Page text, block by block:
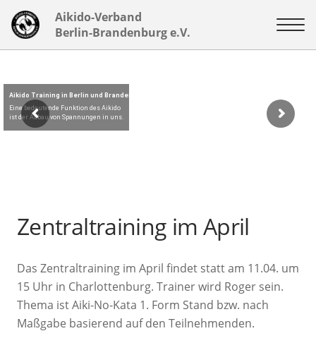
Aikido-Verband
Berlin-Brandenburg e.V.
Aikido Training in Berlin und Brandenburg.
Eine bedeutende Funktion des Aikido
ist der Abbau von Spannungen in uns.
Zentraltraining im April
Das Zentraltraining im April findet statt am 11.04. um
15 Uhr in Charlottenburg. Trainer wird Roger sein.
Thema ist Aiki-No-Kata 1. Form Stand bzw. nach
Maßgabe basierend auf den Teilnehmenden.